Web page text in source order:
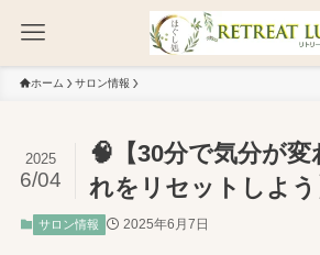
ホーム サロン情報
🧠【30分で気分が
れをリセットしよう
2025
6/04
サロン情報 2025年6月7日